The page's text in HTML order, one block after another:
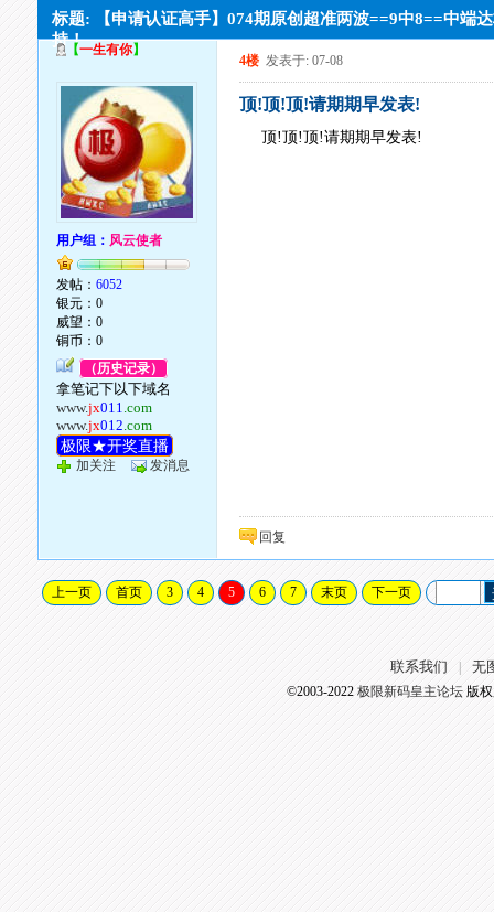
标题: 【申请认证高手】074期原创超准两波==9中8==中端
持！
【一生有你】
用户组： 风云使者
发帖：6052
银元：0
威望：0
铜币：0
（历史记录）
拿笔记下以下域名
www.jx011.com
www.jx012.com
极限★开奖直播
加关注 发消息
4楼 发表于: 07-08
顶!顶!顶!请期期早发表!
顶!顶!顶!请期期早发表!
回复
上一页 首页 3 4 5 6 7 末页 下一页
联系我们 无
©2003-2022 极限新码皇主论坛版权